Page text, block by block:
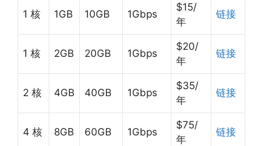
1 核 1GB 10GB 1Gbps
$15/
年
链接
1 核 2GB 20GB 1Gbps
$20/
年
链接
2 核 4GB 40GB 1Gbps
$35/
年
链接
4 核 8GB 60GB 1Gbps
$75/
年
链接